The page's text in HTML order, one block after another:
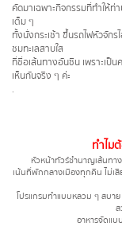
คัดมาเฉพาะกิจกรรมที่ทำให้
เต็ม ๆ
ทั้งนั่งกระเช้า ขึ้นรถไฟหัวจักร
ชมทะเลสาบใส
ที่ชื่อเส้นทางอันซีน เพราะเป็
เห็นกันจริง ๆ ค่ะ
.
ทำไม
หัวหน้าทัวร์ชำนาญเส้นท
เน้นที่พักกลางเมืองทุกคืน ไม่เ
โปรแกรมทำแบบหลวม ๆ สบา
อาหารจัดแ